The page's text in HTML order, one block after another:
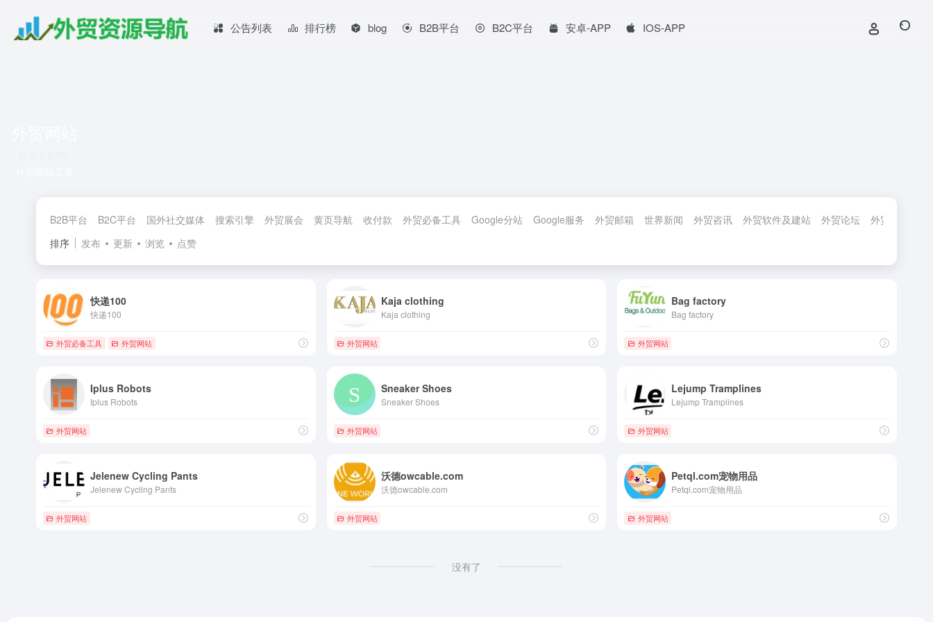
公告列表 排行榜 blog B2B平台 B2C平台 安卓-APP IOS-APP
B2B平台 B2C平台 国外社交媒体 搜索引擎 外贸展会 黄页导航 收付款 外贸必备工具 Google分站 Google服务 外贸邮箱 世界新闻 外贸咨讯 外贸软件及建站 外贸论坛 外贸服务
排序
发布 更新 浏览 点赞
快递100
快递100
外贸必备工具 外贸网站
Kaja clothing
Kaja clothing
外贸网站
Bag factory
Bag factory
外贸网站
Iplus Robots
Iplus Robots
外贸网站
Sneaker Shoes
Sneaker Shoes
外贸网站
Lejump Tramplines
Lejump Tramplines
外贸网站
Jelenew Cycling Pants
Jelenew Cycling Pants
外贸网站
沃德owcable.com
沃德owcable.com
外贸网站
Petql.com宠物用品
Petql.com宠物用品
外贸网站
没有了